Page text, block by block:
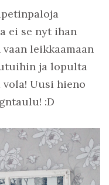
ei se nyt ihan
leikkaamaan
ja lopulta
Uusi hieno
:D